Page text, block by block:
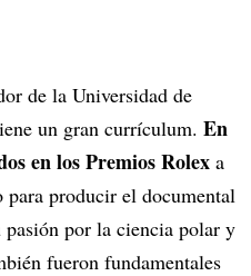
de la Universidad de
un gran currículum. En
en los Premios Rolex a
producir el documental
por la ciencia polar y
fueron fundamentales